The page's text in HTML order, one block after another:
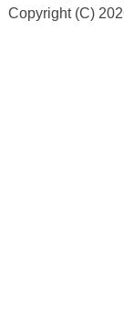
Copyright (C)